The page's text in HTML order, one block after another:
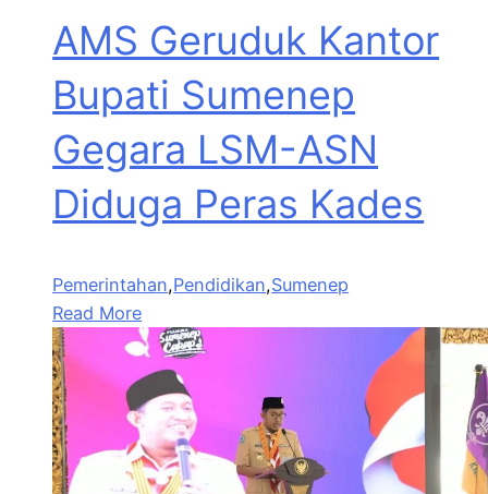
AMS Geruduk Kantor
Bupati Sumenep
Gegara LSM-ASN
Diduga Peras Kades
Pemerintahan,Pendidikan,Sumenep
Read More